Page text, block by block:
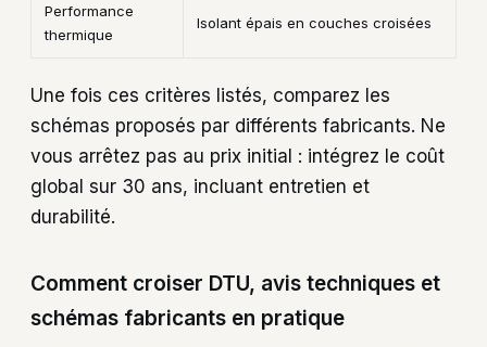
Performance
thermique
Isolant épais en couches croisées
Une fois ces critères listés, comparez les
schémas proposés par différents fabricants. Ne
vous arrêtez pas au prix initial : intégrez le coût
global sur 30 ans, incluant entretien et
durabilité.
Comment croiser DTU, avis techniques et
schémas fabricants en pratique